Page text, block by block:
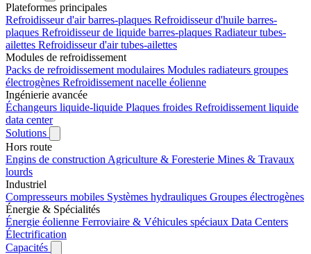
Plateformes principales
Refroidisseur d'air barres-plaques Refroidisseur d'huile barres-
plaques Refroidisseur de liquide barres-plaques Radiateur tubes-
ailettes Refroidisseur d'air tubes-ailettes
Modules de refroidissement
Packs de refroidissement modulaires Modules radiateurs groupes
électrogènes Refroidissement nacelle éolienne
Ingénierie avancée
Échangeurs liquide-liquide Plaques froides Refroidissement liquide
data center
Solutions
Hors route
Engins de construction Agriculture & Foresterie Mines & Travaux
lourds
Industriel
Compresseurs mobiles Systèmes hydrauliques Groupes électrogènes
Énergie & Spécialités
Énergie éolienne Ferroviaire & Véhicules spéciaux Data Centers
Électrification
Capacités